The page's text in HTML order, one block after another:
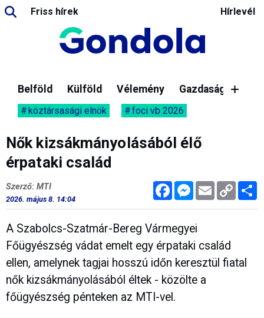
Friss hírek Hírlevél
Belföld Külföld Vélemény Gazdaság
köztársasági elnök foci vb 2026
Nők kizsákmányolásából élő
érpataki család
FacebookMessenger
Email Copy
Link
Szerző: MTI
2026. május 8. 14:04
A Szabolcs-Szatmár-Bereg Vármegyei
Főügyészség vádat emelt egy érpataki család
ellen, amelynek tagjai hosszú időn keresztül fiatal
nők kizsákmányolásából éltek - közölte a
főügyészség pénteken az MTI-vel.